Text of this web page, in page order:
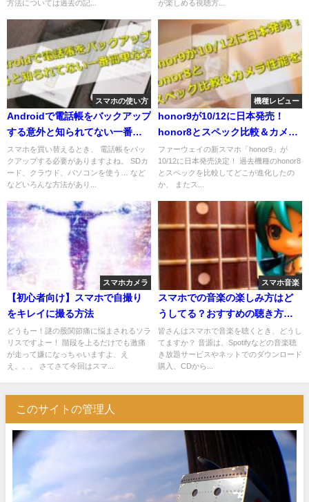
方法については過去の記...
が楽しめる視聴方...
スマホの使い方
Androidで電話帳をバックアップ
する意外と知られてない一番簡
単な方法
スマホを買い替えるとき、 電話帳をバッ
クアップする必要がありますよね。 SDカ
ード、クラウド、パソコンを使う… など
などいろんな方法があり...
機種レビュー
honor9が10/12に日本発売！
honor8とスペック比較＆カメラ
性能を考察
ファーウェイの新スマホ「honor9」が
10/12に日本発売決定！ 過去機種のhonor8
とスペックを比較してどこが進化したの
か、 またス...
スマホカメラ
【初心者向け】スマホで自撮り
をキレイに撮る方法
どうもー！謎の股関節痛に悩まされるソラ
リスですよー！ 階段を上るだけでも激痛
が走って嫌になっちゃいますよ、え
え。。。 さてさて今回はスマ...
スマホ音楽
スマホでの音楽の楽しみ方はど
うしてる？おすすめの聴き方
は？
皆さんはスマホで音楽を聴くとき、どうし
てますか？ 音源は、Spotifyなどの音楽聴
き放題サービスやネットでのダウンロード
購入、CDから...
このサイトの管理人